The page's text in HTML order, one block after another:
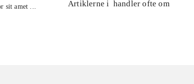
sit amet ...
Artiklerne i handler ofte om